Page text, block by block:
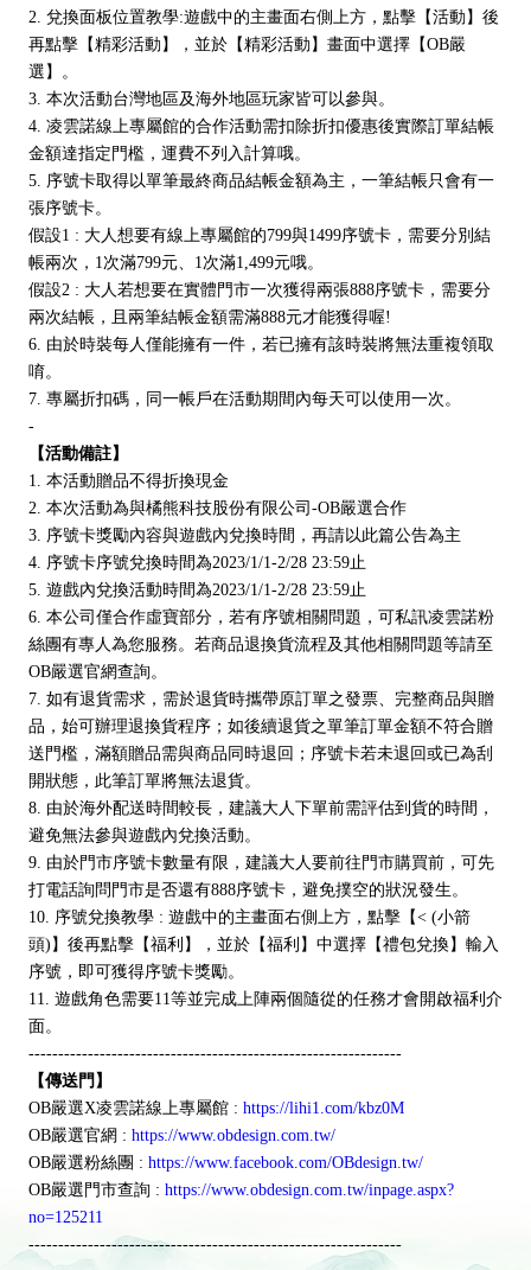
2. 兌換面板位置教學:遊戲中的主畫面右側上方，點擊【活動】後
再點擊【精彩活動】，並於【精彩活動】畫面中選擇【OB嚴
選】。
3. 本次活動台灣地區及海外地區玩家皆可以參與。
4. 凌雲諾線上專屬館的合作活動需扣除折扣優惠後實際訂單結帳
金額達指定門檻，運費不列入計算哦。
5. 序號卡取得以單筆最終商品結帳金額為主，一筆結帳只會有一
張序號卡。
假設1 : 大人想要有線上專屬館的799與1499序號卡，需要分別結
帳兩次，1次滿799元、1次滿1,499元哦。
假設2 : 大人若想要在實體門市一次獲得兩張888序號卡，需要分
兩次結帳，且兩筆結帳金額需滿888元才能獲得喔!
6. 由於時裝每人僅能擁有一件，若已擁有該時裝將無法重複領取
唷。
7. 專屬折扣碼，同一帳戶在活動期間內每天可以使用一次。
-
【活動備註】
1. 本活動贈品不得折換現金
2. 本次活動為與橘熊科技股份有限公司-OB嚴選合作
3. 序號卡獎勵內容與遊戲內兌換時間，再請以此篇公告為主
4. 序號卡序號兌換時間為2023/1/1-2/28 23:59止
5. 遊戲內兌換活動時間為2023/1/1-2/28 23:59止
6. 本公司僅合作虛寶部分，若有序號相關問題，可私訊凌雲諾粉
絲團有專人為您服務。若商品退換貨流程及其他相關問題等請至
OB嚴選官網查詢。
7. 如有退貨需求，需於退貨時攜帶原訂單之發票、完整商品與贈
品，始可辦理退換貨程序；如後續退貨之單筆訂單金額不符合贈
送門檻，滿額贈品需與商品同時退回；序號卡若未退回或已為刮
開狀態，此筆訂單將無法退貨。
8. 由於海外配送時間較長，建議大人下單前需評估到貨的時間，
避免無法參與遊戲內兌換活動。
9. 由於門市序號卡數量有限，建議大人要前往門市購買前，可先
打電話詢問門市是否還有888序號卡，避免撲空的狀況發生。
10. 序號兌換教學 : 遊戲中的主畫面右側上方，點擊【< (小箭
頭)】後再點擊【福利】，並於【福利】中選擇【禮包兌換】輸入
序號，即可獲得序號卡獎勵。
11. 遊戲角色需要11等並完成上陣兩個隨從的任務才會開啟福利介
面。
---------------------------------------------------------------
【傳送門】
OB嚴選X凌雲諾線上專屬館 : https://lihi1.com/kbz0M
OB嚴選官網 : https://www.obdesign.com.tw/
OB嚴選粉絲團 : https://www.facebook.com/OBdesign.tw/
OB嚴選門市查詢 : https://www.obdesign.com.tw/inpage.aspx?
no=125211
---------------------------------------------------------------